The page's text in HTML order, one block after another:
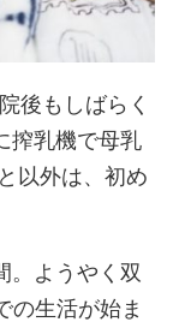
後もしばらく
搾乳機で母乳
以外は、初め
。ようやく双
の生活が始ま